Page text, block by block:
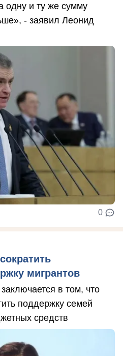
и ту же сумму
- заявил Леонид
0
мигрантов
в том, что
поддержку семей
средств